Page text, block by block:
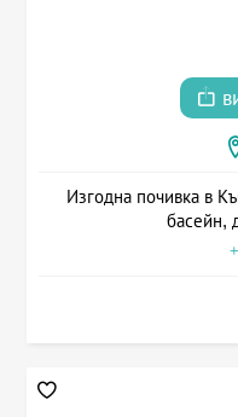
Изгодна почивка в
басейн,